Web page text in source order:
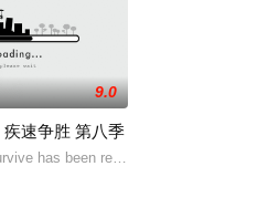
、蒸蒸日上的事业和错综复杂的家庭关
上，除餐厅本体外，还将设置家禽、鲜
search for their sou
9.0
速争胜 第八季
has been renewed for an eighth